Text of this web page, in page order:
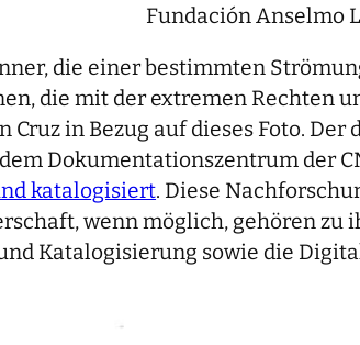
Fundación Anselmo
die einer bestimmten
die mit der extremen Rechten
Cruz in Bezug auf dieses Foto.
Dokumentationszentrum der
katalogisiert. Diese
wenn möglich, gehören
Katalogisierung sowie die